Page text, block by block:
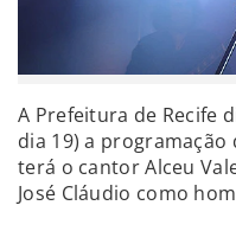
A Prefeitura de Recife
dia 19) a programação
terá o cantor Alceu
José Cláudio como